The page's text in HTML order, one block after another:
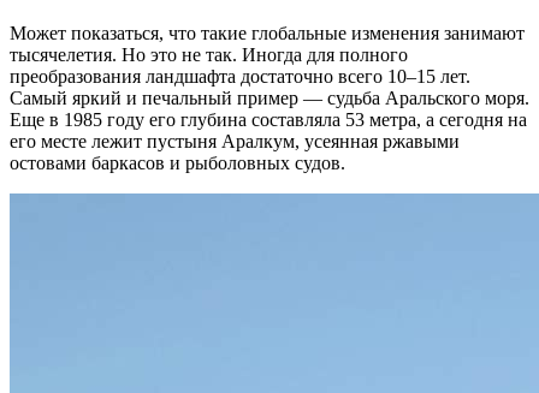
Может показаться, что такие глобальные изменения занимают
тысячелетия. Но это не так. Иногда для полного
преобразования ландшафта достаточно всего 10–15 лет.
Самый яркий и печальный пример — судьба Аральского моря.
Еще в 1985 году его глубина составляла 53 метра, а сегодня на
его месте лежит пустыня Аралкум, усеянная ржавыми
остовами баркасов и рыболовных судов.